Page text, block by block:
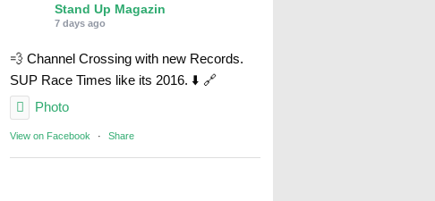
Stand Up Magazin
7 days ago
💨 Channel Crossing with new Records.
SUP Race Times like its 2016. ⬇️ 🔗
Photo
View on Facebook · Share